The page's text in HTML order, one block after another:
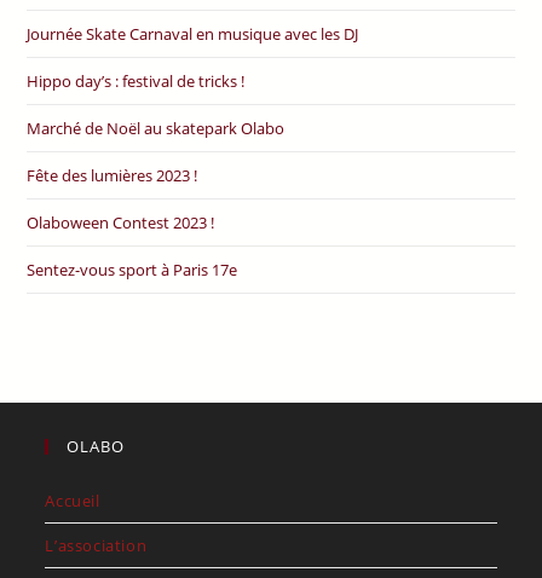
Journée Skate Carnaval en musique avec les DJ
Hippo day’s : festival de tricks !
Marché de Noël au skatepark Olabo
Fête des lumières 2023 !
Olaboween Contest 2023 !
Sentez-vous sport à Paris 17e
OLABO
Accueil
L’association